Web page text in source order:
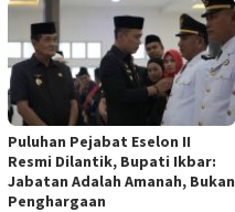
Puluhan Pejabat Eselon II
Resmi Dilantik, Bupati Ikbar:
Jabatan Adalah Amanah, Bukan
Penghargaan